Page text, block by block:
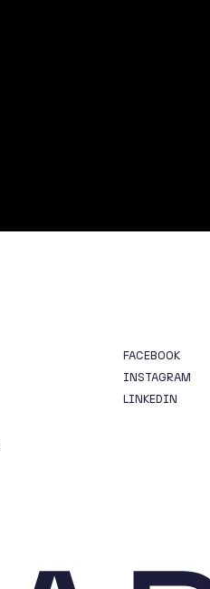
FACEBOOK
INSTAGRAM
LINKEDIN